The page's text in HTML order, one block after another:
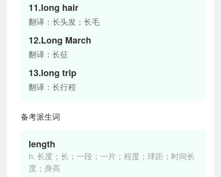
11.long hair
翻译：长头发；长毛
12.Long March
翻译：长征
13.long trip
翻译：长行程
备考派生词
length
n. 长度；长；一段；一片；程度；球距；时间长
度；身高